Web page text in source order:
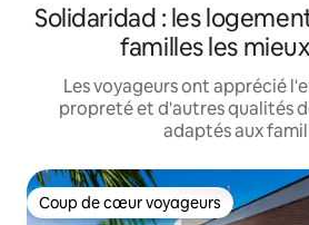
Solidaridad : les
familles les
Les voyageurs ont apprécié
propreté et d'autres qualités
adaptés aux
Coup de cœur voyageurs
Coup de cœur voyageurs